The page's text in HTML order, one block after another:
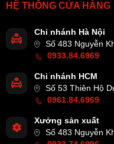
HỆ THỐNG CỬA HÀNG
Chi nhánh Hà Nội
Số 483 Nguyễn
0933.84.6969
Chi nhánh HCM
Số 53 Thiên Hộ
0961.84.6969
Xưởng sản xuất
Số 483 Nguyễn